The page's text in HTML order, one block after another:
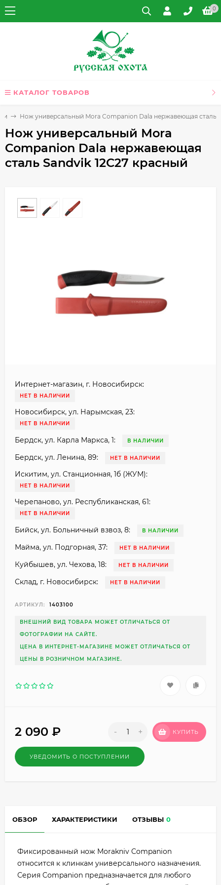
0
КАТАЛОГ ТОВАРОВ
Нож универсальный Mora Companion Dala нержавеющая сталь
Нож универсальный Mora
Companion Dala нержавеющая
сталь Sandvik 12C27 красный
Интернет-магазин, г. Новосибирск:
НЕТ В НАЛИЧИИ
Новосибирск, ул. Нарымская, 23:
НЕТ В НАЛИЧИИ
Бердск, ул. Карла Маркса, 1: В НАЛИЧИИ
Бердск, ул. Ленина, 89: НЕТ В НАЛИЧИИ
Искитим, ул. Станционная, 1б (ЖУМ):
НЕТ В НАЛИЧИИ
Черепаново, ул. Республиканская, 61:
НЕТ В НАЛИЧИИ
Бийск, ул. Больничный взвоз, 8: В НАЛИЧИИ
Майма, ул. Подгорная, 37: НЕТ В НАЛИЧИИ
Куйбышев, ул. Чехова, 18: НЕТ В НАЛИЧИИ
Склад, г. Новосибирск: НЕТ В НАЛИЧИИ
АРТИКУЛ: 1403100
ВНЕШНИЙ ВИД ТОВАРА МОЖЕТ ОТЛИЧАТЬСЯ ОТ
ФОТОГРАФИИ НА САЙТЕ.
ЦЕНА В ИНТЕРНЕТ-МАГАЗИНЕ МОЖЕТ ОТЛИЧАТЬСЯ ОТ
ЦЕНЫ В РОЗНИЧНОМ МАГАЗИНЕ.
2 090 ₽ - + КУПИТЬ
УВЕДОМИТЬ О ПОСТУПЛЕНИИ
ОБЗОР ХАРАКТЕРИСТИКИ ОТЗЫВЫ 0
Фиксированный нож Morakniv Companion
относится к клинкам универсального назначения.
Серия Companion предназначается для любого